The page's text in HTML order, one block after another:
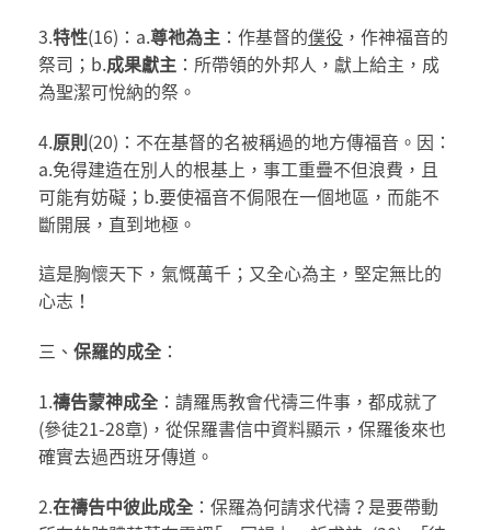
3.特性(16)：a.尊祂為主 ：作基督的僕役 ，作神福音的
祭司；b.成果獻主 ：所帶領的外邦人，獻上給主，成
為聖潔可悅納的祭。
4.原則(20)：不在基督的名被稱過的地方傳福音。因：
a.免得建造在別人的根基上，事工重疊不但浪費，且
可能有妨礙；b.要使福音不侷限在一個地區，而能不
斷開展，直到地極。
這是胸懷天下，氣慨萬千；又全心為主，堅定無比的
心志！
三、 保羅的成全 ：
1.禱告蒙神成全 ：請羅馬教會代禱三件事，都成就了
(參徒21-28章)，從保羅書信中資料顯示，保羅後來也
確實去過西班牙傳道。
2.在禱告中彼此成全 ：保羅為何請求代禱？是要帶動